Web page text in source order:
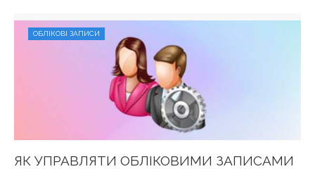
ОБЛІКОВІ ЗАПИСИ
ЯК УПРАВЛЯТИ ОБЛІКОВИМИ ЗАПИСАМИ